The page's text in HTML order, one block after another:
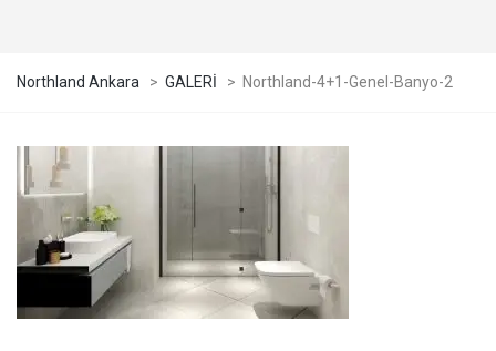
Northland Ankara > GALERİ > Northland-4+1-Genel-Banyo-2